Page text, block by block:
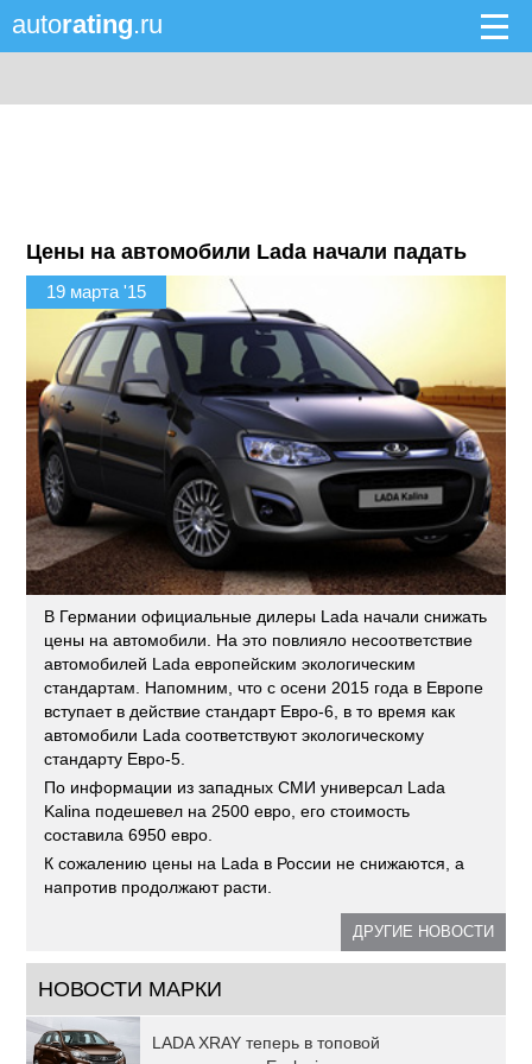
autorating.ru
Цены на автомобили Lada начали падать
19 марта '15
В Германии официальные дилеры Lada начали снижать
цены на автомобили. На это повлияло несоответствие
автомобилей Lada европейским экологическим
стандартам. Напомним, что с осени 2015 года в Европе
вступает в действие стандарт Евро-6, в то время как
автомобили Lada соответствуют экологическому
стандарту Евро-5.
По информации из западных СМИ универсал Lada
Kalina подешевел на 2500 евро, его стоимость
составила 6950 евро.
К сожалению цены на Lada в России не снижаются, а
напротив продолжают расти.
ДРУГИЕ НОВОСТИ
НОВОСТИ МАРКИ
LADA XRAY теперь в топовой